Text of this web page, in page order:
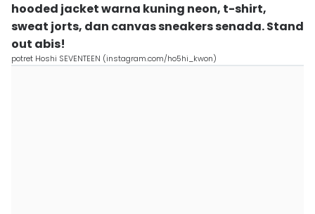
hooded jacket warna kuning neon, t-shirt,
sweat jorts, dan canvas sneakers senada. Stand
out abis!
potret Hoshi SEVENTEEN (instagram.com/ho5hi_kwon)